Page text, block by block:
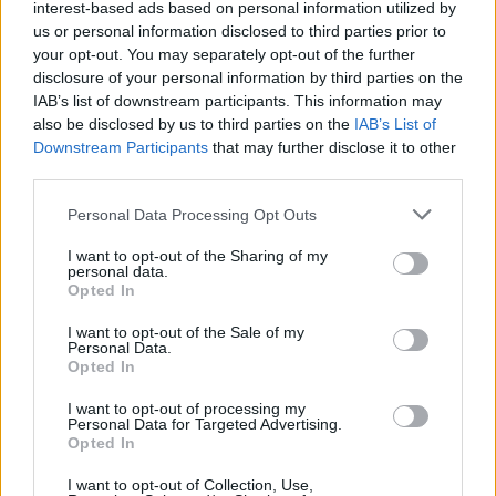
interest-based ads based on personal information utilized by
us or personal information disclosed to third parties prior to
your opt-out. You may separately opt-out of the further
disclosure of your personal information by third parties on the
IAB’s list of downstream participants. This information may
also be disclosed by us to third parties on the IAB’s List of
Downstream Participants that may further disclose it to other
Personal Data Processing Opt Outs
I want to opt-out of the Sharing of my
personal data.
Opted In
I want to opt-out of the Sale of my
Personal Data.
Opted In
I want to opt-out of processing my
Personal Data for Targeted Advertising.
Opted In
I want to opt-out of Collection, Use,
TINGSRYD 2026-8-6 KL. 16:38
Kolmilan tänds
en månad av
aktiviteter väntar
i Olofsbol
LESSEBO 2026-8-1 KL. 17:05
Angelika Karlsson
kommunpolitiken